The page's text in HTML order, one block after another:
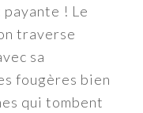
! Le
traverse
sa
fougères bien
qui tombent